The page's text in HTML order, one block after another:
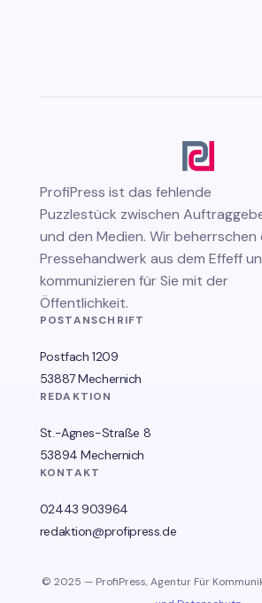
ProfiPress ist das fehlende
Puzzlestück zwischen
und den Medien. Wir beherrschen
Pressehandwerk aus dem Effeff
kommunizieren für Sie mit der
Öffentlichkeit.
POSTANSCHRIFT
Postfach 1209
53887 Mechernich
REDAKTION
St.-Agnes-Straße 8
53894 Mechernich
KONTAKT
02443 903964
redaktion@profipress.de
© 2025 — ProfiPress, Agentur Für